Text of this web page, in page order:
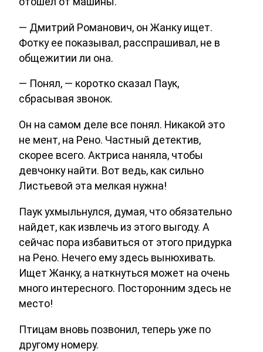
— Дмитрий Романович, он Жанку ищет.
Фотку ее показывал, расспрашивал, не в
общежитии ли она.
— Понял, — коротко сказал Паук,
сбрасывая звонок.
Он на самом деле все понял. Никакой это
не мент, на Рено. Частный детектив,
скорее всего. Актриса наняла, чтобы
девчонку найти. Вот ведь, как сильно
Листьевой эта мелкая нужна!
Паук ухмыльнулся, думая, что обязательно
найдет, как извлечь из этого выгоду. А
сейчас пора избавиться от этого придурка
на Рено. Нечего ему здесь вынюхивать.
Ищет Жанку, а наткнуться может на очень
много интересного. Посторонним здесь не
место!
Птицам вновь позвонил, теперь уже по
другому номеру.